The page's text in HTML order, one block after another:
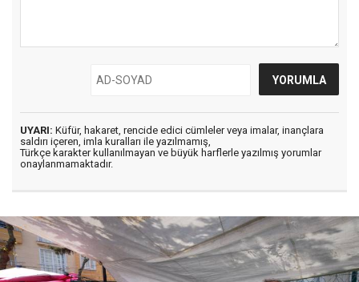
UYARI: Küfür, hakaret, rencide edici cümleler veya imalar, inançlara
saldırı içeren, imla kuralları ile yazılmamış,
Türkçe karakter kullanılmayan ve büyük harflerle yazılmış yorumlar
onaylanmamaktadır.